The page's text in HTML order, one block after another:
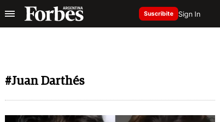
Suscribite Sign In
#Juan Darthés